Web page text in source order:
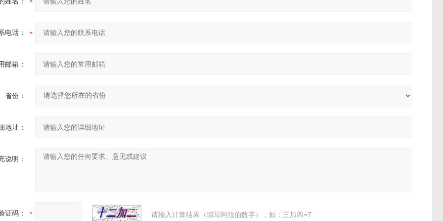
电话：
邮箱：
省份：
地址：
说明：
证码： 请输入计算结果（填写阿拉伯数字），如：三加四=7